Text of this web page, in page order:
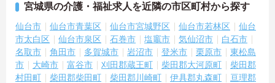
宮城県の介護・福祉求人を近隣の市区町村から探す
仙台市 仙台市青葉区 仙台市宮城野区 仙台市若林区
仙台
市太白区
仙台市泉区 石巻市 塩竈市 気仙沼市
白石市
名取市
角田市 多賀城市 岩沼市 登米市 栗原市
東松島
市
大崎市 富谷市 刈田郡蔵王町 柴田郡大河原町
柴田郡
村田町
柴田郡柴田町 柴田郡川崎町 伊具郡丸森町
亘理郡